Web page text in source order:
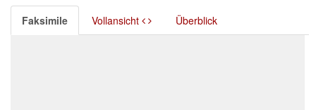
Faksimile Vollansicht Überblick